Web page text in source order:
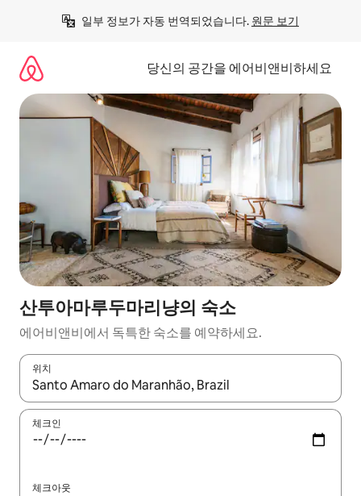
일부 정보가 자동 번역되었습니다. 원문 보기
당신의 공간을 에어비앤비하세요
산투아마루두마리냥의 숙소
에어비앤비에서 독특한 숙소를 예약하세요.
위치
결과가 나오면 위·아래 화살표 키를 사용하거나 터치 또는 스와이
체크인
체크아웃